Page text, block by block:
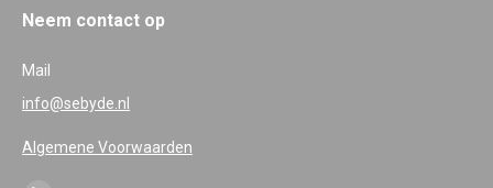
Neem contact op
Mail
info@sebyde.nl
Algemene Voorwaarden